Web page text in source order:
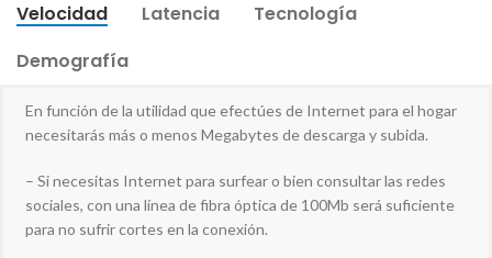
Velocidad Latencia
Tecnología
Demografía
En función de la utilidad que efectúes de Internet para el hogar
necesitarás más o menos Megabytes de descarga y subida.
– Si necesitas Internet para surfear o bien consultar las redes
sociales, con una línea de fibra óptica de 100Mb será suficiente
para no sufrir cortes en la conexión.